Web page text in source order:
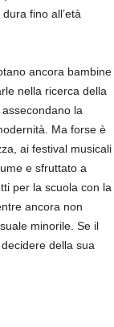
fino all’età
ancora bambine
nella ricerca della
la
Ma forse è
ai festival musicali
e sfruttato a
per la scuola con la
ancora non
minorile. Se il
della sua